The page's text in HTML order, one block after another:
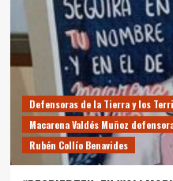
Defensoras de la Tierra y los
Macarena Valdés Muñoz
Rubén Collío Benavides